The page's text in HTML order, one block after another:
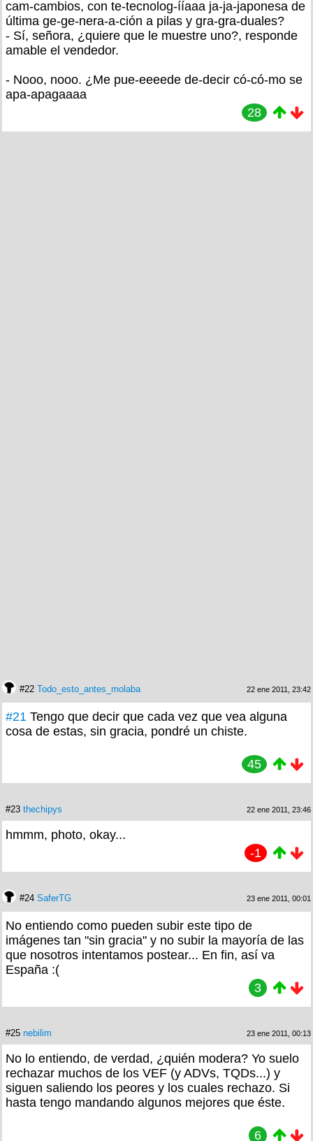
cam-cambios, con te-tecnolog-í­í­aaa ja-ja-japonesa de
última ge-ge-nera-a-ción a pilas y gra-gra-duales?
- Sí­, señora, ¿quiere que le muestre uno?, responde
amable el vendedor.
- Nooo, nooo. ¿Me pue-eeeede de-decir có-có-mo se
apa-apagaaaa
28
#22 Todo_esto_antes_molaba 22 ene 2011, 23:42
#21 Tengo que decir que cada vez que vea alguna
cosa de estas, sin gracia, pondré un chiste.
45
#23 thechipys 22 ene 2011, 23:46
hmmm, photo, okay...
-1
#24 SaferTG 23 ene 2011, 00:01
No entiendo como pueden subir este tipo de
imágenes tan "sin gracia" y no subir la mayoría de las
que nosotros intentamos postear... En fin, así va
España :(
3
#25 nebilim 23 ene 2011, 00:13
No lo entiendo, de verdad, ¿quién modera? Yo suelo
rechazar muchos de los VEF (y ADVs, TQDs...) y
siguen saliendo los peores y los cuales rechazo. Si
hasta tengo mandando algunos mejores que éste.
6